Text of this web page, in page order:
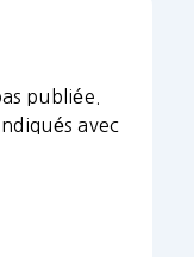
publiée.
avec